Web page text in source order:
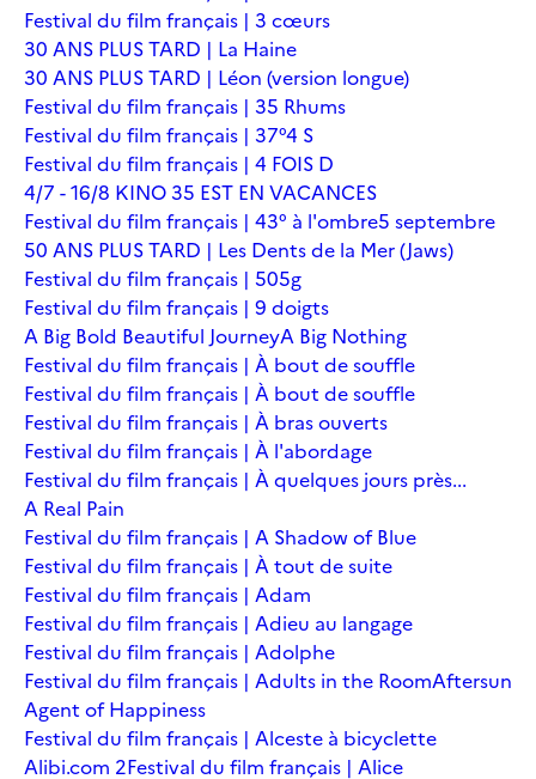
Festival du film français | 3 cœurs
30 ANS PLUS TARD | La Haine
30 ANS PLUS TARD | Léon (version longue)
Festival du film français | 35 Rhums
Festival du film français | 37°4 S
Festival du film français | 4 FOIS D
4/7 - 16/8 KINO 35 EST EN VACANCES
Festival du film français | 43° à l'ombre5 septembre
50 ANS PLUS TARD | Les Dents de la Mer (Jaws)
Festival du film français | 505g
Festival du film français | 9 doigts
A Big Bold Beautiful JourneyA Big Nothing
Festival du film français | À bout de souffle
Festival du film français | À bout de souffle
Festival du film français | À bras ouverts
Festival du film français | À l'abordage
Festival du film français | À quelques jours près...
A Real Pain
Festival du film français | A Shadow of Blue
Festival du film français | À tout de suite
Festival du film français | Adam
Festival du film français | Adieu au langage
Festival du film français | Adolphe
Festival du film français | Adults in the RoomAftersun
Agent of Happiness
Festival du film français | Alceste à bicyclette
Alibi.com 2Festival du film français | Alice